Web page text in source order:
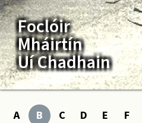
Foclóir
Mháirtín
Uí Chadhain
A B C D E F